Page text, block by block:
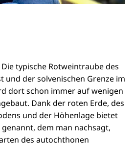
typische Rotweintraube des
und der solvenischen Grenze im
dort schon immer auf wenigen
Dank der roten Erde, des
und der Höhenlage bietet
dem man nachsagt,
des autochthonen